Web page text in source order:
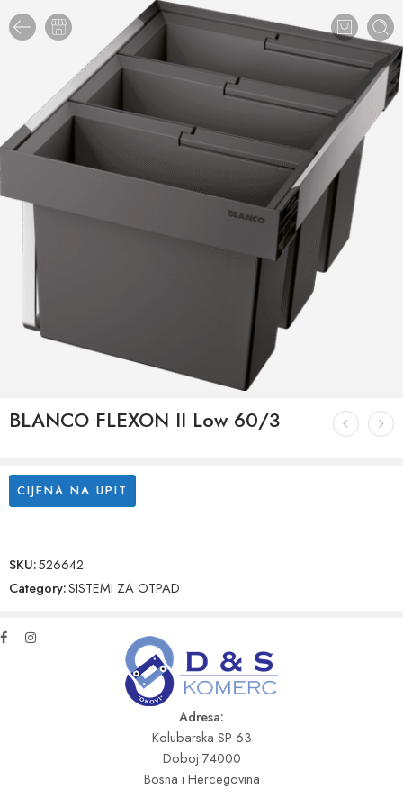
BLANCO FLEXON II Low 60/3
CIJENA NA UPIT
SKU:526642
Category:SISTEMI ZA OTPAD
Adresa:
Kolubarska SP 63
Doboj 74000
Bosna i Hercegovina